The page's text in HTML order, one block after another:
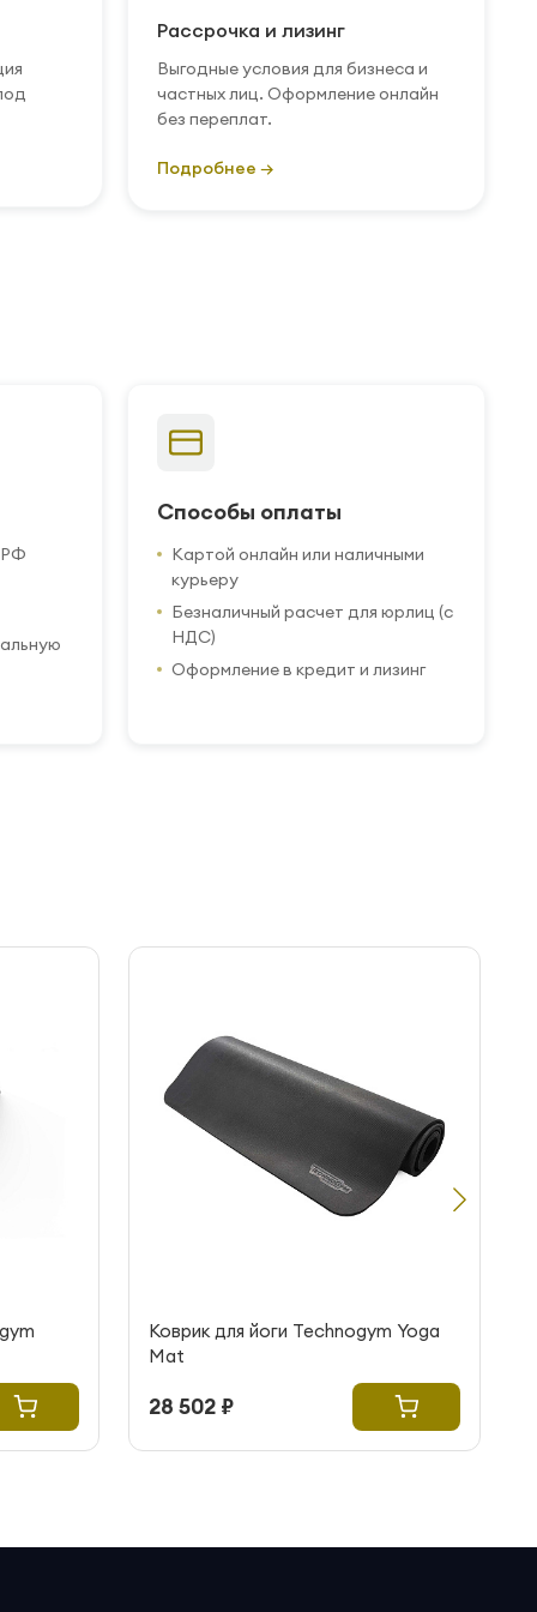
Рассрочка и лизинг
Выгодные условия для бизнеса и
частных лиц. Оформление онлайн
без переплат.
Подробнее →
РФ
Способы оплаты
Картой онлайн или наличными
курьеру
Безналичный расчет для юрлиц (с
НДС)
Оформление в кредит и лизинг
Коврик для йоги Technogym Yoga
Mat
28 502 ₽